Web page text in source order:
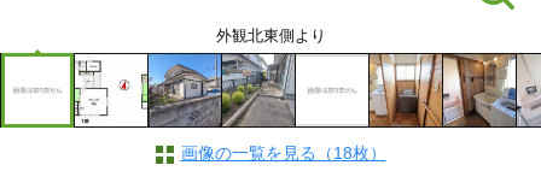
外観北東側より
画像の一覧を見る（18枚）